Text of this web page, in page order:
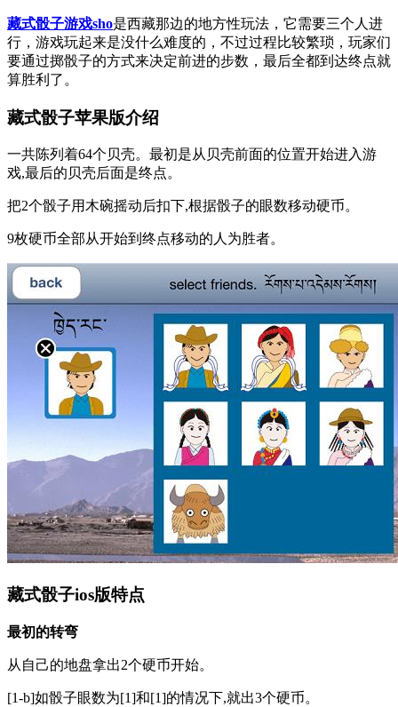
藏式骰子游戏sho是西藏那边的地方性玩法，它需要三个人进
行，游戏玩起来是没什么难度的，不过过程比较繁琐，玩家们
要通过掷骰子的方式来决定前进的步数，最后全都到达终点就
算胜利了。
藏式骰子苹果版介绍
一共陈列着64个贝壳。最初是从贝壳前面的位置开始进入游
戏,最后的贝壳后面是终点。
把2个骰子用木碗摇动后扣下,根据骰子的眼数移动硬币。
9枚硬币全部从开始到终点移动的人为胜者。
藏式骰子ios版特点
最初的转弯
从自己的地盘拿出2个硬币开始。
[1-b]如骰子眼数为[1]和[1]的情况下,就出3个硬币。